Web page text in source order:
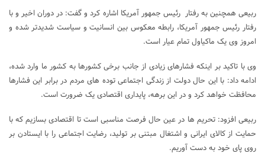
ربیعی همچنین به رفتار رئیس جمهور آمریکا اشاره کرد و گفت: در دوران اخیر و با
رفتار رئیس جمهور آمریکا، رابطه معکوس بین انسانیت و سیاست شدیدتر شده و
امروز وی یک ماکیاول تمام عیار است.
وی با تاکید بر اینکه فشارهای زیادی از جانب برخی کشورها به کشور ما وارد شده،
ادامه داد: با این حال دولت از زندگی اجتماعی توده های مردم در برابر این فشارها
محافظت خواهد کرد و در این برهه، پایداری اقتصادی یک ضرورت است.
ربیعی افزود: تحریم ها در عین حال فرصت مناسبی است تا اقتصادی بسازیم که با
حمایت از کالای ایرانی و اشتغال مبتنی بر تولید، رضایت اجتماعی را با ایستادن بر
روی پای خود به دست آوریم.